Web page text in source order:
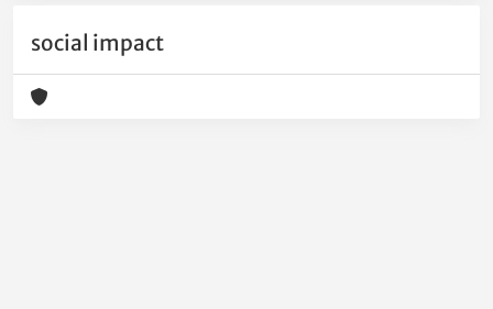
social impact